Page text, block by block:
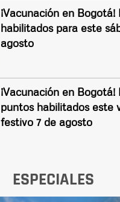
¡Vacunación en Bogotá!
habilitados para este
agosto
¡Vacunación en Bogotá!
puntos habilitados este
festivo 7 de agosto
ESPECIALES